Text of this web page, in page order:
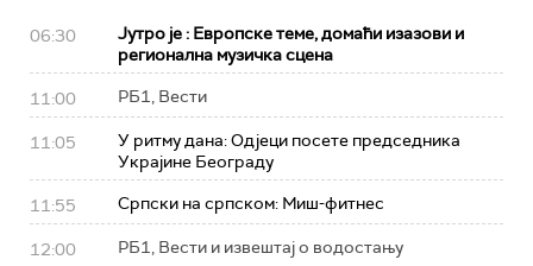
06:30
Јутро је : Европске теме, домаћи изазови и
регионална музичка сцена
11:00 РБ1, Вести
11:05
У ритму дана: Од‌јеци посете председника
Украјине Београду
11:55 Српски на српском: Миш-фитнес
12:00 РБ1, Вести и извештај о водостању